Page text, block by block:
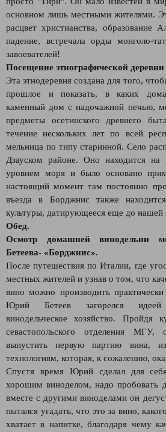
основном лишь местными жителями.
расцвет христианства, образование
падение, встречала орды монголо-
завоевателей!
Посещение этнографической
Эта этнодеревня создана для того,
прошлое и показать, в каких
каменный дом с надочажной печью,
предметы осетинского древнего
течение нескольких лет по всей
мельница по типу старинной. Село
Дзауском районе. Оно находится
уровнем моря и было основано
настоящий момент там постоянно
въезда в Борджнис также
культуры, датирующееся еще до нашей
Обед.
Осмотр домашней винодельни
Бетеева- «Борджнис».
После путешествия по Италии, где
местных жителей и узнав о том, что
вино можно производить
Юрий Бетеев загорелся идеей
винодельческое хозяйство. Пройдя
севастопольского отделения
выпустить первую партию вина,
технологиям, которая, к сожалению,
Спустя время Юрий сделал для
хорошим виноделом, надо пробовать
вместе с другими виноделами он
пытался угадать, что это за вино,
хватает в напитке, благодаря чему